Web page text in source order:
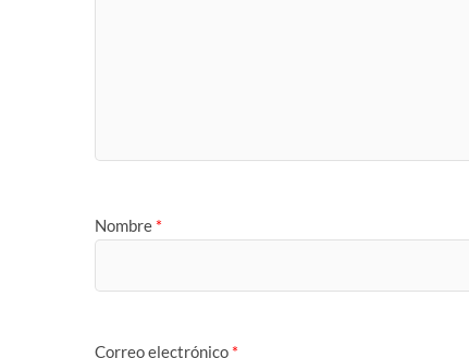
Nombre *
Correo electrónico *